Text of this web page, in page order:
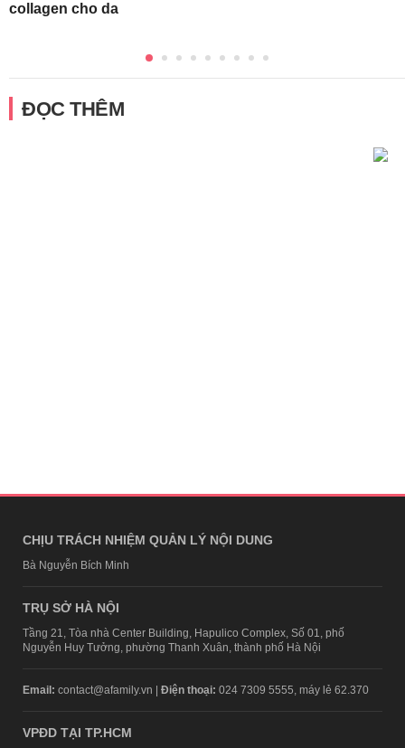
collagen cho da
ĐỌC THÊM
CHỊU TRÁCH NHIỆM QUẢN LÝ NỘI DUNG
Bà Nguyễn Bích Minh
TRỤ SỞ HÀ NỘI
Tầng 21, Tòa nhà Center Building, Hapulico Complex, Số 01, phố
Nguyễn Huy Tưởng, phường Thanh Xuân, thành phố Hà Nội
Email: contact@afamily.vn | Điện thoại: 024 7309 5555, máy lẻ 62.370
VPĐD TẠI TP.HCM